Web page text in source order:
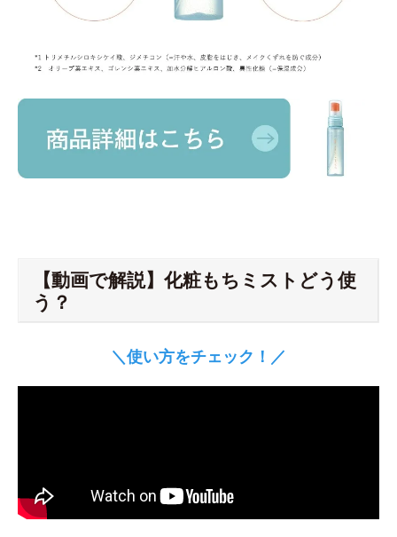
【動画で解説】化粧もちミストどう使
う？
＼使い方をチェック！／